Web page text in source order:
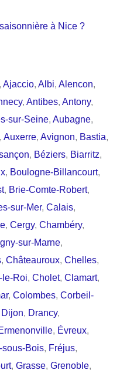
à Nice ?
, Ajaccio, Albi, Alencon,
, Antibes, Antony,
sur-Seine, Aubagne,
, Auxerre, Avignon, Bastia,
, Béziers, Biarritz,
, Boulogne-Billancourt,
, Brie-Comte-Robert,
sur-Mer, Calais,
, Cergy, Chambéry,
sur-Marne,
, Châteauroux, Chelles,
le-Roi, Cholet, Clamart,
, Colombes, Corbeil-
Dijon, Drancy,
, Évreux,
sous-Bois, Fréjus,
, Grasse, Grenoble,